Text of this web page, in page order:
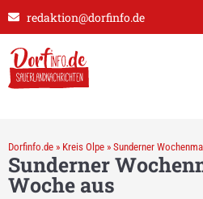
redaktion@dorfinfo.de
Dorfinfo.de » Kreis Olpe » Sunderner
Sunderner
Woche aus